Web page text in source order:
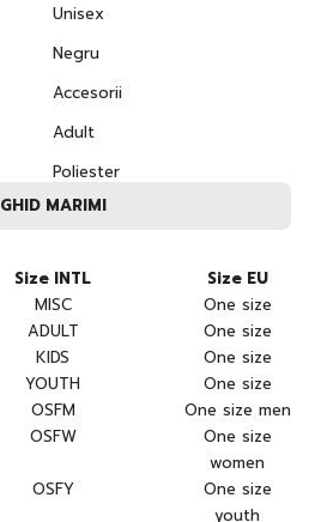
Unisex
Negru
Accesorii
Adult
Poliester
GHID MARIMI
Size INTL
Size EU
MISC
One size
ADULT
One size
KIDS
One size
YOUTH
One size
OSFM
One size men
OSFW
One size
women
OSFY
One size
youth